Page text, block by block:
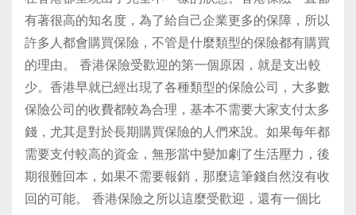
有著很高的知名度，為了給自己企業更多的保障，所以
許多人都會購買保險，不管是什麼類型的保險都有購買
的理由。 香港保險受歡迎的第一個原因，就是支出較
少。香港早就已經出現了各種類型的保險公司，大多數
保險公司的收費都較為合理，基本不需要大家支付太多
錢，尤其是對於長期購買保險的人們來說。如果每年都
需要支付較高的資金，無形當中變加劇了生活壓力，後
期很難回本，如果不需要報銷，那麼這筆錢自然沒有收
回的可能。 香港保險之所以這麼受歡迎，還有一個比